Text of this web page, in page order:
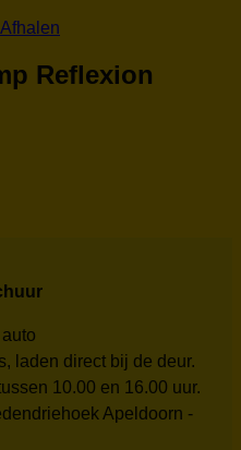
Afhalen
Reflexion
laden direct bij de deur.
10.00 en 16.00 uur.
Apeldoorn -